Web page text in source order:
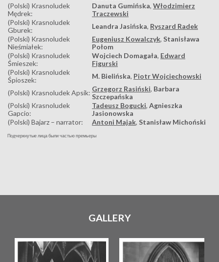
(Polski) Krasnoludek
Mędrek:
Danuta Gumińska, Włodzimierz
Traczewski
(Polski) Krasnoludek
Gburek:
Leandra Jasińska, Ryszard Radek
(Polski) Krasnoludek
Nieśmiałek:
Eugeniusz Kowalczyk, Stanisława
Połom
(Polski) Krasnoludek
Śmieszek:
Wojciech Domagała, Edward
Figurski
(Polski) Krasnoludek
Śpioszek:
M. Bielińska, Piotr Wojciechowski
(Polski) Krasnoludek Apsik: Grzegorz Rasiński, Barbara
Szczepańska
(Polski) Krasnoludek
Gapcio:
Tadeusz Bogucki, Agnieszka
Jasionowska
(Polski) Bajarz – narrator:
Antoni Majak, Stanisław Michoński
Подчеркнутые лица были частью премьеры
GALLERY